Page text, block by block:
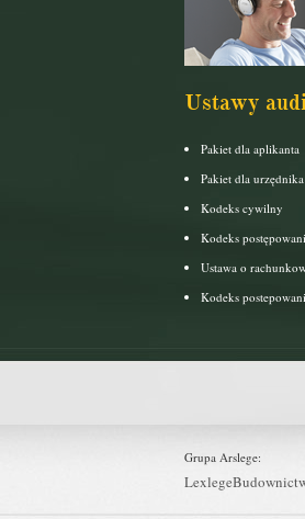
Ustawy
Pakiet dla aplikanta
Pakiet dla
Kodeks cywilny
Kodeks
Ustawa o
Kodeks
Grupa Arslege:
Lexlege